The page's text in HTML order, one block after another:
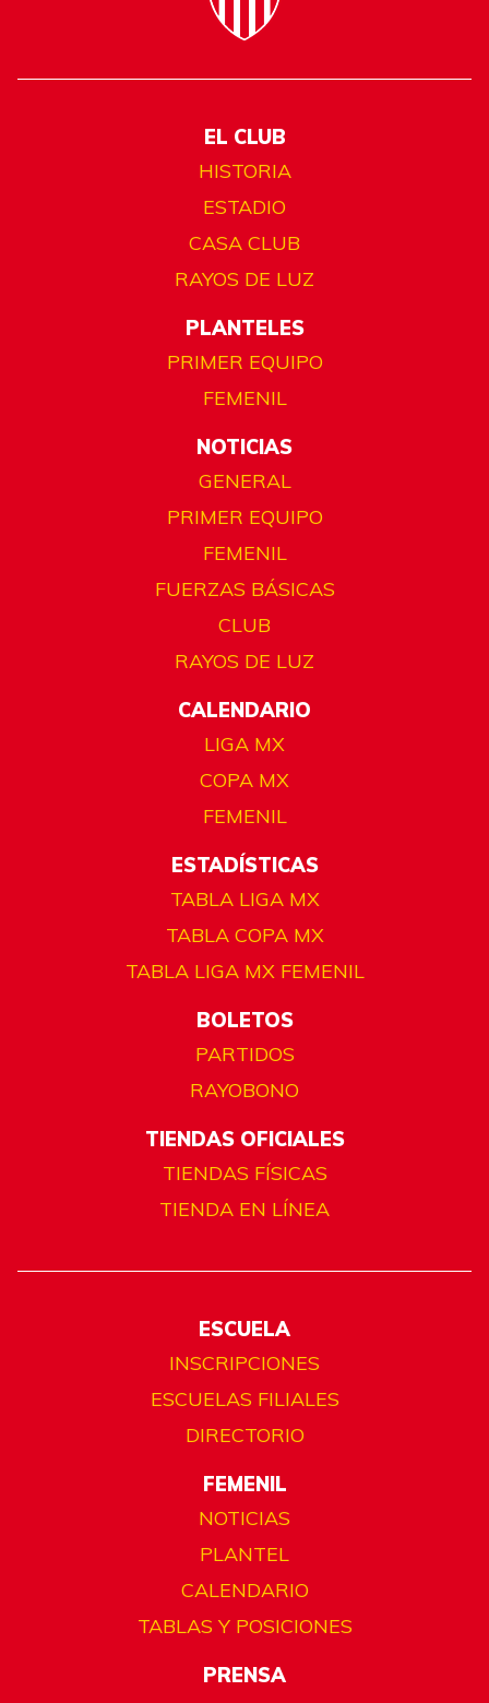
EL CLUB
HISTORIA
ESTADIO
CASA CLUB
RAYOS DE LUZ
PLANTELES
PRIMER EQUIPO
FEMENIL
NOTICIAS
GENERAL
PRIMER EQUIPO
FEMENIL
FUERZAS BÁSICAS
CLUB
RAYOS DE LUZ
CALENDARIO
LIGA MX
COPA MX
FEMENIL
ESTADÍSTICAS
TABLA LIGA MX
TABLA COPA MX
TABLA LIGA MX FEMENIL
BOLETOS
PARTIDOS
RAYOBONO
TIENDAS OFICIALES
TIENDAS FÍSICAS
TIENDA EN LÍNEA
ESCUELA
INSCRIPCIONES
ESCUELAS FILIALES
DIRECTORIO
FEMENIL
NOTICIAS
PLANTEL
CALENDARIO
TABLAS Y POSICIONES
PRENSA